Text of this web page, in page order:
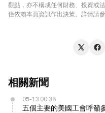
觀點，亦不構成任何財務、投資或
僅依賴本頁資訊作出決策。詳情請
相關新聞
05-13 00:38
五個主要的美國工會呼籲